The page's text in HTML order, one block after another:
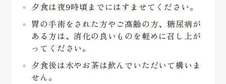
夕食は夜9時頃までにはすませてください。
胃の手術をされた方やご高齢の方、糖尿病が
ある方は、消化の良いものを軽めに召し上が
ってください。
夕食後は水やお茶は飲んでいただいて構いま
せん。